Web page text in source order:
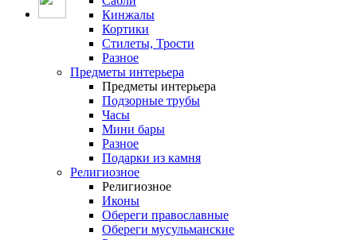
Кинжалы
Кортики
Стилеты, Трости
Разное
Предметы интерьера
Предметы интерьера
Подзорные трубы
Часы
Мини бары
Разное
Подарки из камня
Религиозное
Религиозное
Иконы
Обереги православные
Обереги мусульманские